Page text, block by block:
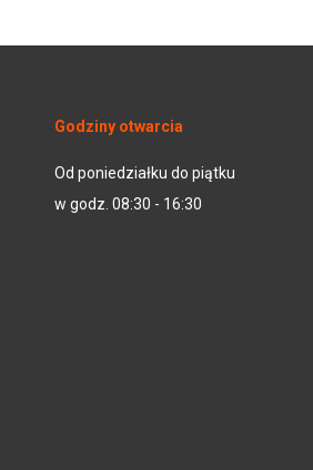
Godziny otwarcia
Od poniedziałku do piątku
w godz. 08:30 - 16:30